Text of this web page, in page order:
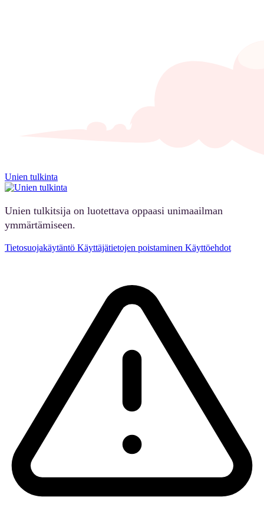
Unien tulkinta
Unien tulkitsija on luotettava oppaasi unimaailman
ymmärtämiseen.
Tietosuojakäytäntö Käyttäjätietojen poistaminen Käyttöehdot